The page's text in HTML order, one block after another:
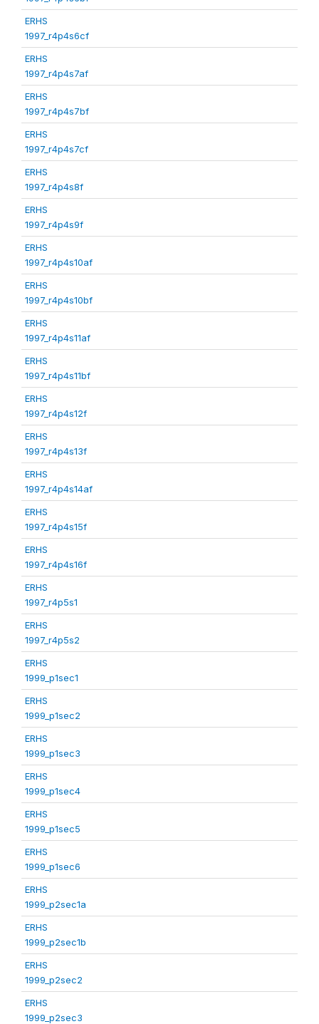
ERHS
1997_r4p4s6cf
ERHS
1997_r4p4s7af
ERHS
1997_r4p4s7bf
ERHS
1997_r4p4s7cf
ERHS
1997_r4p4s8f
ERHS
1997_r4p4s9f
ERHS
1997_r4p4s10af
ERHS
1997_r4p4s10bf
ERHS
1997_r4p4s11af
ERHS
1997_r4p4s11bf
ERHS
1997_r4p4s12f
ERHS
1997_r4p4s13f
ERHS
1997_r4p4s14af
ERHS
1997_r4p4s15f
ERHS
1997_r4p4s16f
ERHS
1997_r4p5s1
ERHS
1997_r4p5s2
ERHS
1999_p1sec1
ERHS
1999_p1sec2
ERHS
1999_p1sec3
ERHS
1999_p1sec4
ERHS
1999_p1sec5
ERHS
1999_p1sec6
ERHS
1999_p2sec1a
ERHS
1999_p2sec1b
ERHS
1999_p2sec2
ERHS
1999_p2sec3